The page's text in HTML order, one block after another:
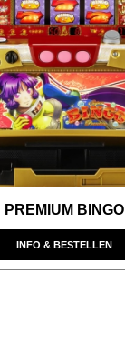
PREMIUM BINGO
INFO & BESTELLEN